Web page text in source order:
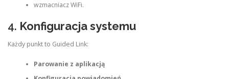
wzmacniacz WiFi.
4. Konfiguracja systemu
Każdy punkt to Guided Link:
Parowanie z aplikacją